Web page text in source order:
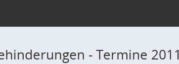
- Termine 2011